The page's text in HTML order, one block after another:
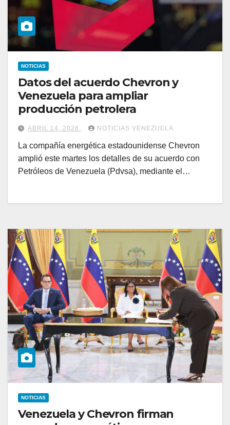
NOTICIAS
Datos del acuerdo Chevron y
Venezuela para ampliar
producción petrolera
ABRIL 14, 2026 NOTICIAS VENEZUELA
La compañía energética estadounidense Chevron
amplió este martes los detalles de su acuerdo con
Petróleos de Venezuela (Pdvsa), mediante el…
NOTICIAS
Venezuela y Chevron firman